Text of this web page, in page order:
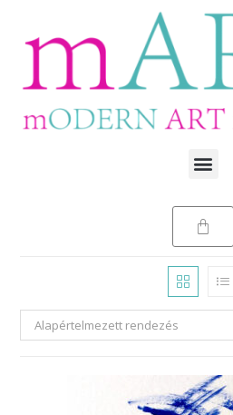
Alapértelmezett rendezés